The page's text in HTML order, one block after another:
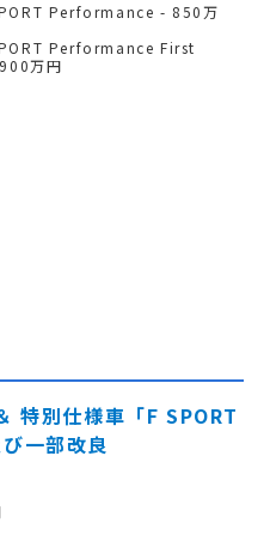
Performance - 850万
Performance First
万円
特別仕様車「F SPORT
一部改良